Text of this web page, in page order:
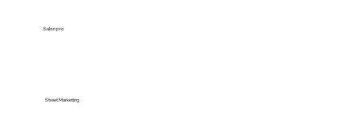
Salon pro
Street Marketing